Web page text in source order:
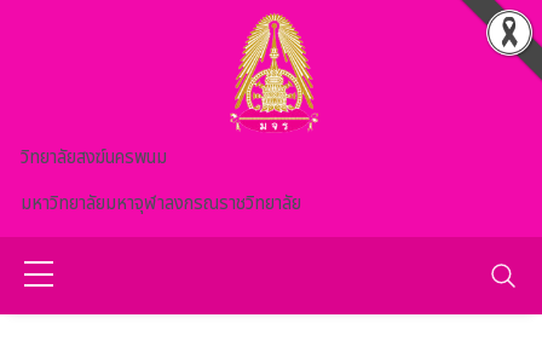
วิทยาลัยสงฆ์นครพนม
มหาวิทยาลัยมหาจุฬาลงกรณราชวิทยาลัย